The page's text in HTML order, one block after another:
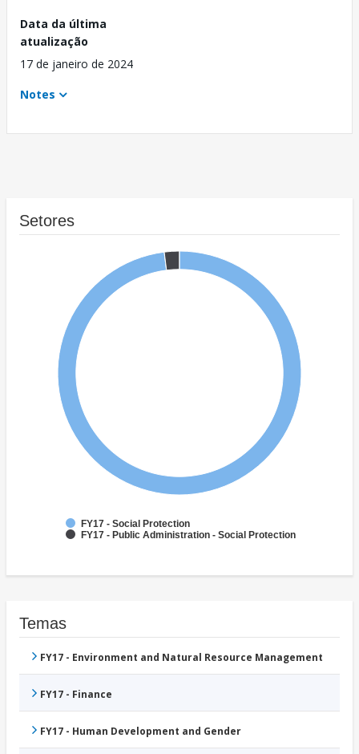
Data da última
atualização
17 de janeiro de 2024
Notes
Setores
FY17 - Social Protection
FY17 - Public Administration - Social Protection
Temas
FY17 - Environment and Natural Resource Management
FY17 - Finance
FY17 - Human Development and Gender